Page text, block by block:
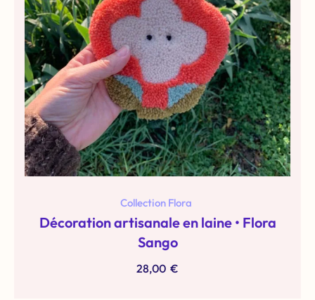
Collection Flora
Décoration artisanale en laine • Flora
Sango
28,00€